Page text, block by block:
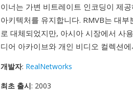
이너는 가변 비트레이트 인코딩이 제
아키텍처를 유지합니다. RMVB는 대
로 대체되었지만, 아시아 시장에서 사
디어 아카이브와 개인 비디오 컬렉션
개발자: RealNetworks
최초 출시: 2003